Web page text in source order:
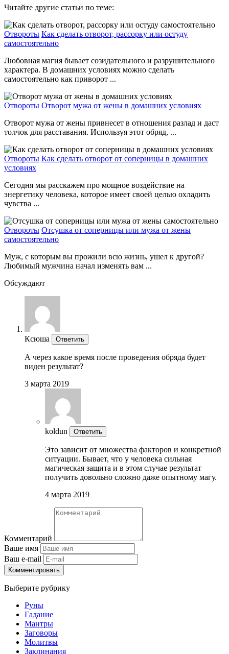
Читайте другие статьи по теме:
Отвороты Как сделать отворот, рассорку или остуду
самостоятельно
Любовная магия бывает созидательного и разрушительного
характера. В домашних условиях можно сделать
самостоятельно как приворот ...
Отвороты Отворот мужа от жены в домашних условиях
Отворот мужа от жены привнесет в отношения разлад и даст
толчок для расставания. Используя этот обряд, ...
Отвороты Как сделать отворот от соперницы в домашних
условиях
Сегодня мы расскажем про мощное воздействие на
энергетику человека, которое имеет своей целью охладить
чувства ...
Отвороты Отсушка от соперницы или мужа от жены
самостоятельно
Муж, с которым вы прожили всю жизнь, ушел к другой?
Любимый мужчина начал изменять вам ...
Обсуждают
Ксюша Ответить
А через какое время после проведения обряда будет
виден результат?
3 марта 2019
koldun Ответить
Это зависит от множества факторов и конкретной
ситуации. Бывает, что у человека сильная
магическая защита и в этом случае результат
получить довольно сложно даже опытному магу.
4 марта 2019
Комментарий
Ваше имя
Ваш e-mail
Комментировать
Выберите рубрику
Руны
Гадание
Мантры
Заговоры
Молитвы
Заклинания